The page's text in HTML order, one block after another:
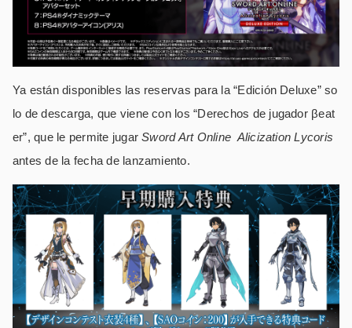
Ya están disponibles las reservas para la “Edición Deluxe” so
lo de descarga, que viene con los “Derechos de jugador βeat
er”, que le permite jugar Sword Art Online Alicization Lycoris
antes de la fecha de lanzamiento.